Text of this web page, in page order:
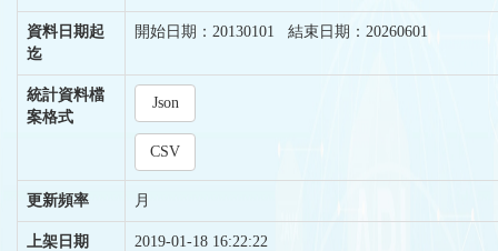
資料日期起
迄
開始日期：20130101 結束日期：20260601
統計資料檔
案格式
Json
CSV
更新頻率 月
上架日期 2019-01-18 16:22:22